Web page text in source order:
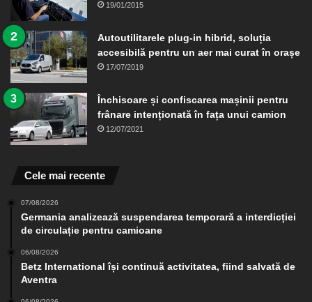
19/01/2015
Autoutilitarele plug-in hibrid, soluția
accesibilă pentru un aer mai curat în orașe
17/07/2019
Închisoare și confiscarea mașinii pentru
frânare intenționată în fața unui camion
12/07/2021
Cele mai recente
07/08/2026
Germania analizează suspendarea temporară a interdicției
de circulație pentru camioane
06/08/2026
Betz International își continuă activitatea, fiind salvată de
Aventra